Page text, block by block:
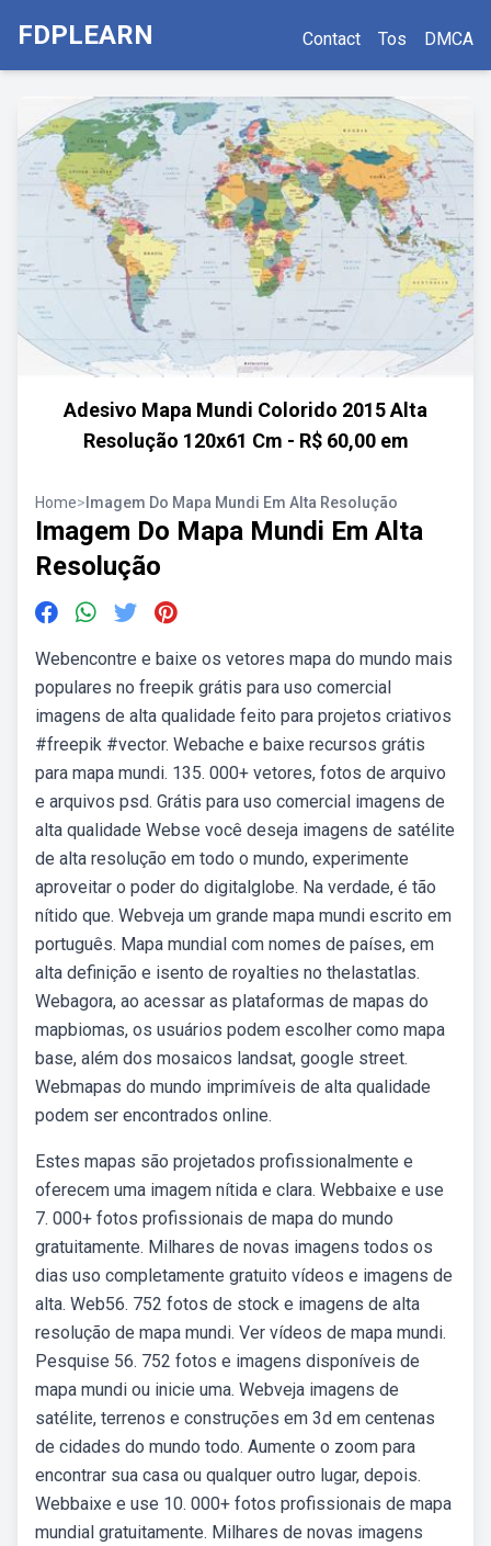
FDPLEARN Contact Tos DMCA
Adesivo Mapa Mundi Colorido 2015 Alta
Resolução 120x61 Cm - R$ 60,00 em
Home> Imagem Do Mapa Mundi Em Alta Resolução
Imagem Do Mapa Mundi Em Alta
Resolução
Webencontre e baixe os vetores mapa do mundo mais
populares no freepik grátis para uso comercial
imagens de alta qualidade feito para projetos criativos
#freepik #vector. Webache e baixe recursos grátis
para mapa mundi. 135. 000+ vetores, fotos de arquivo
e arquivos psd. Grátis para uso comercial imagens de
alta qualidade Webse você deseja imagens de satélite
de alta resolução em todo o mundo, experimente
aproveitar o poder do digitalglobe. Na verdade, é tão
nítido que. Webveja um grande mapa mundi escrito em
português. Mapa mundial com nomes de países, em
alta definição e isento de royalties no thelastatlas.
Webagora, ao acessar as plataformas de mapas do
mapbiomas, os usuários podem escolher como mapa
base, além dos mosaicos landsat, google street.
Webmapas do mundo imprimíveis de alta qualidade
podem ser encontrados online.
Estes mapas são projetados profissionalmente e
oferecem uma imagem nítida e clara. Webbaixe e use
7. 000+ fotos profissionais de mapa do mundo
gratuitamente. Milhares de novas imagens todos os
dias uso completamente gratuito vídeos e imagens de
alta. Web56. 752 fotos de stock e imagens de alta
resolução de mapa mundi. Ver vídeos de mapa mundi.
Pesquise 56. 752 fotos e imagens disponíveis de
mapa mundi ou inicie uma. Webveja imagens de
satélite, terrenos e construções em 3d em centenas
de cidades do mundo todo. Aumente o zoom para
encontrar sua casa ou qualquer outro lugar, depois.
Webbaixe e use 10. 000+ fotos profissionais de mapa
mundial gratuitamente. Milhares de novas imagens